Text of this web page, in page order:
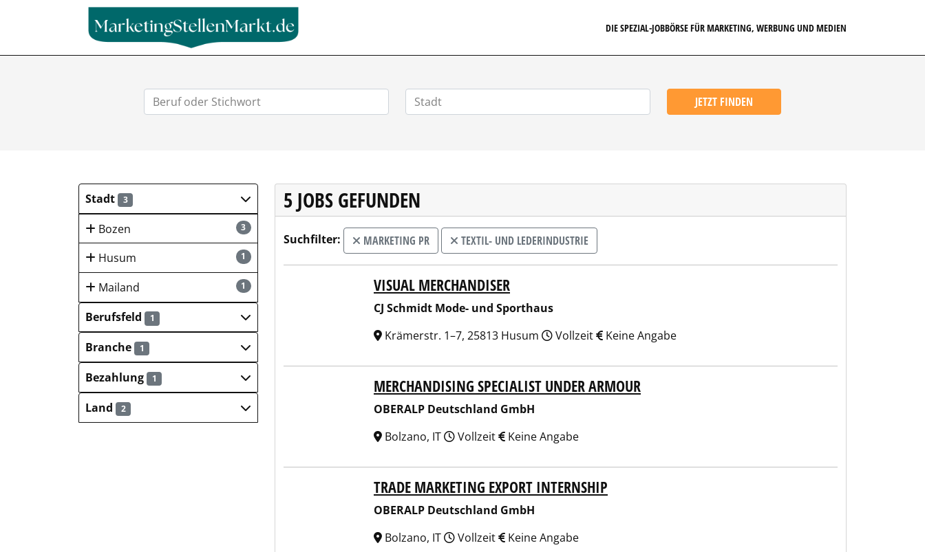
DIE SPEZIAL-JOBBÖRSE FÜR MARKETING, WERBUNG UND MEDIEN
JETZT FINDEN
Stadt 3
3
Bozen
1
Husum
1
Mailand
Berufsfeld
1
Branche 1
Bezahlung 1
Land 2
5 JOBS GEFUNDEN
Suchfilter: MARKETING PR TEXTIL- UND LEDERINDUSTRIE
CJ Schmidt Mode- und Sporthaus
VISUAL MERCHANDISER
CJ Schmidt Mode- und Sporthaus
Krämerstr. 1–7, 25813 Husum
Vollzeit Keine Angabe
OBERALP Deutschland GmbHMERCHANDISING SPECIALIST UNDER ARMOUR
OBERALP Deutschland GmbH
Bolzano, IT
Vollzeit Keine Angabe
OBERALP Deutschland GmbHTRADE MARKETING EXPORT INTERNSHIP
OBERALP Deutschland GmbH
Bolzano, IT
Vollzeit Keine Angabe